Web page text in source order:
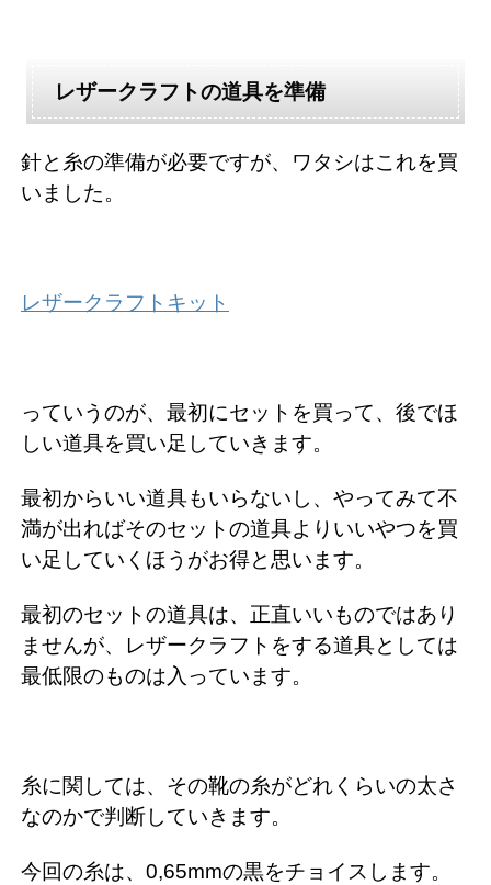
レザークラフトの道具を準備
針と糸の準備が必要ですが、ワタシはこれを買
いました。
レザークラフトキット
っていうのが、最初にセットを買って、後でほ
しい道具を買い足していきます。
最初からいい道具もいらないし、やってみて不
満が出ればそのセットの道具よりいいやつを買
い足していくほうがお得と思います。
最初のセットの道具は、正直いいものではあり
ませんが、レザークラフトをする道具としては
最低限のものは入っています。
糸に関しては、その靴の糸がどれくらいの太さ
なのかで判断していきます。
今回の糸は、0,65mmの黒をチョイスします。